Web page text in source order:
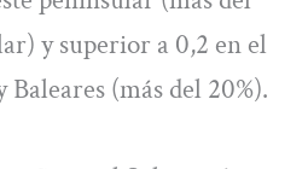
y superior a 0,2 en el
Baleares (más del 20%).